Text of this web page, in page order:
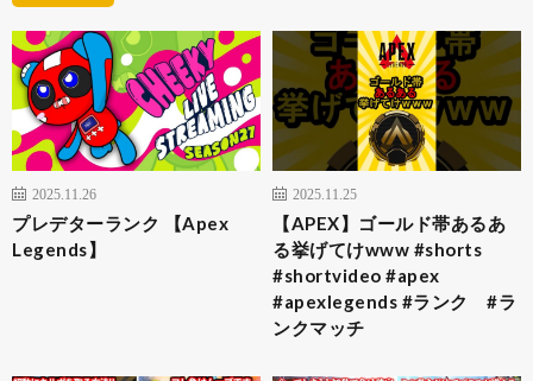
2025.11.26
プレデターランク 【Apex
Legends】
2025.11.25
【APEX】ゴールド帯あるあ
る挙げてけwww #shorts
#shortvideo #apex
#apexlegends #ランク #ラ
ンクマッチ